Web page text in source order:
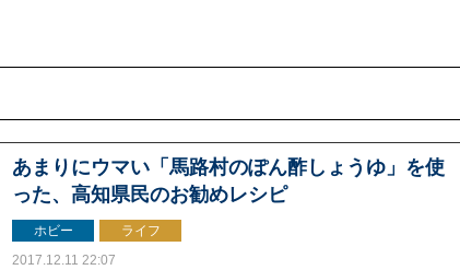
あまりにウマい「馬路村のぽん酢しょうゆ」を使
った、高知県民のお勧めレシピ
ホビー
ライフ
2017.12.11 22:07